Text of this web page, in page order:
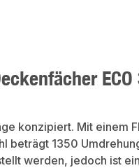
ECO
konzipiert. Mit einem
beträgt 1350
werden, jedoch ist